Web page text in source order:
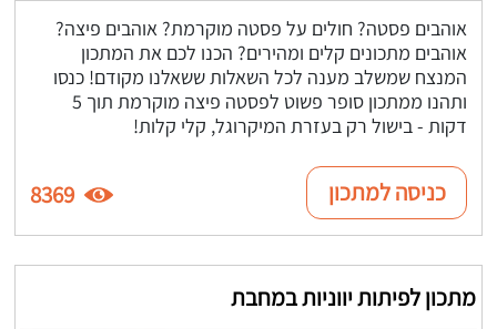
אוהבים פסטה? חולים על פסטה מוקרמת? אוהבים פיצה?
אוהבים מתכונים קלים ומהירים? הכנו לכם את המתכון
המנצח שמשלב מענה לכל השאלות ששאלנו מקודם! כנסו
ותהנו ממתכון סופר פשוט לפסטה פיצה מוקרמת תוך 5
דקות - בישול רק בעזרת המיקרוגל, קלי קלות!
כניסה למתכון 8369
מתכון לפיתות יווניות במחבת